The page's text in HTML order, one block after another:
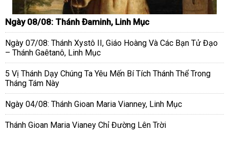
Ngày 08/08: Thánh Đaminh, Linh Mục
Ngày 07/08: Thánh Xystô II, Giáo Hoàng Và Các Bạn Tử Đạo
– Thánh Gaêtanô, Linh Mục
5 Vị Thánh Dạy Chúng Ta Yêu Mến Bí Tích Thánh Thể Trong
Tháng Tám Này
Ngày 04/08: Thánh Gioan Maria Vianney, Linh Mục
Thánh Gioan Maria Vianey Chỉ Đường Lên Trời